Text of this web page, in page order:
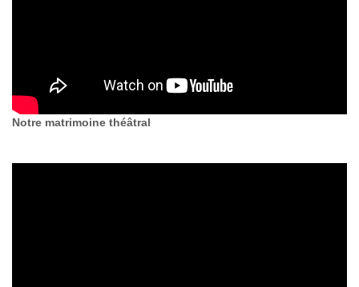
Notre matrimoine théâtral